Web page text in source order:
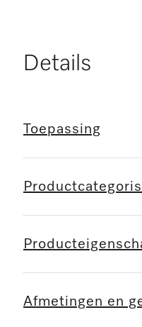
Details
Toepassing
Afmetingen en